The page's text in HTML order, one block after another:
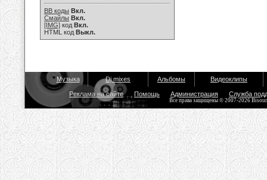
BB коды Вкл.
Смайлы Вкл.
[IMG] код Вкл.
HTML код Выкл.
Музыка Dj mixes Альбомы Видеоклипы
Реклама на сайте Помощь Администрация Служба
Все права защищены © 2007-2026